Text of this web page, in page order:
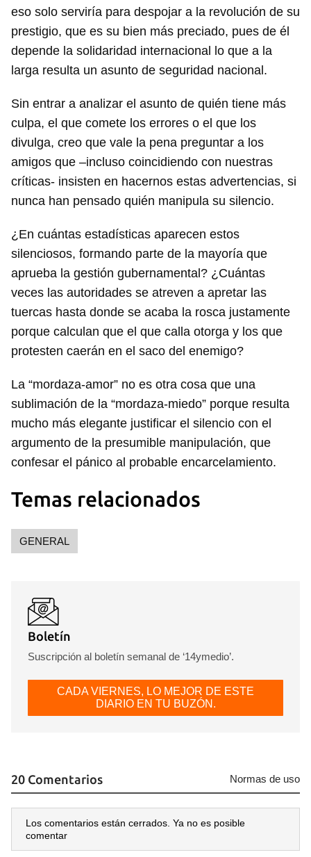
eso solo serviría para despojar a la revolución de su
prestigio, que es su bien más preciado, pues de él
depende la solidaridad internacional lo que a la
larga resulta un asunto de seguridad nacional.
Sin entrar a analizar el asunto de quién tiene más
culpa, el que comete los errores o el que los
divulga, creo que vale la pena preguntar a los
amigos que –incluso coincidiendo con nuestras
críticas- insisten en hacernos estas advertencias, si
nunca han pensado quién manipula su silencio.
¿En cuántas estadísticas aparecen estos
silenciosos, formando parte de la mayoría que
aprueba la gestión gubernamental? ¿Cuántas
veces las autoridades se atreven a apretar las
tuercas hasta donde se acaba la rosca justamente
porque calculan que el que calla otorga y los que
protesten caerán en el saco del enemigo?
La “mordaza-amor” no es otra cosa que una
sublimación de la “mordaza-miedo” porque resulta
mucho más elegante justificar el silencio con el
argumento de la presumible manipulación, que
confesar el pánico al probable encarcelamiento.
Temas relacionados
GENERAL
Boletín
Suscripción al boletín semanal de ‘14ymedio’.
CADA VIERNES, LO MEJOR DE ESTE
DIARIO EN TU BUZÓN.
20 Comentarios Normas de uso
Los comentarios están cerrados. Ya no es posible
comentar